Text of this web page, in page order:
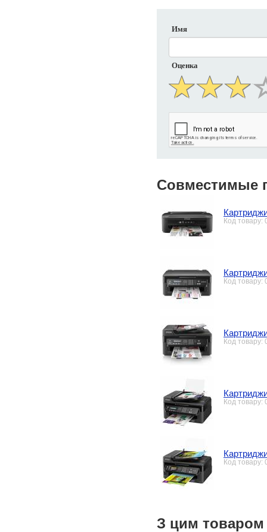
Имя
Оценка
Совместимые
Код товару:
Код товару:
Код товару:
Код товару:
Код товару:
З цим товаром